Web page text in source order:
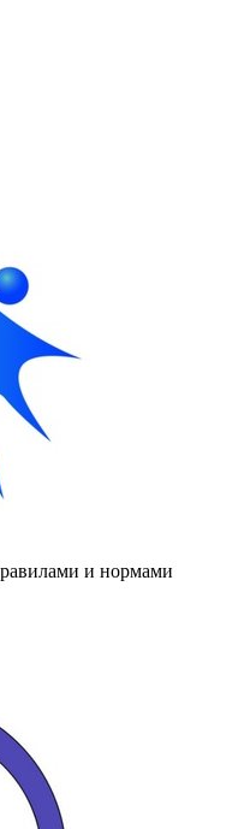
и нормами